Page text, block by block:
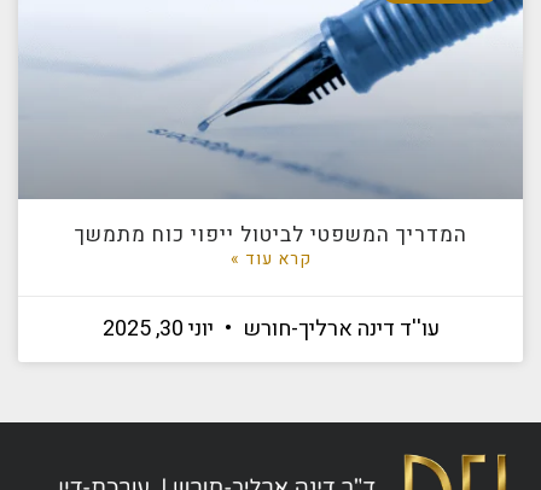
המדריך המשפטי לביטול ייפוי כוח מתמשך
קרא עוד »
עו''ד דינה ארליך-חורש יוני 30, 2025